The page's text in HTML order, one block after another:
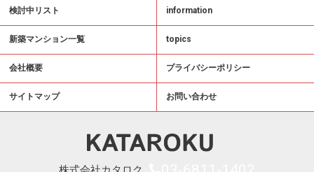
検討中リスト information
新築マンション一覧 topics
会社概要 プライバシーポリシー
サイトマップ お問い合わせ